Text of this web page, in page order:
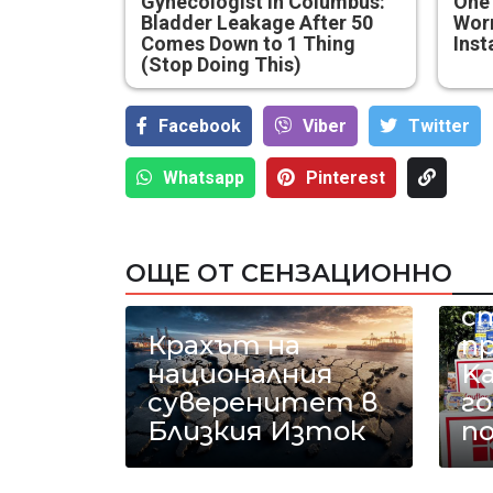
Bladder Leakage After 50
Comes Down to 1 Thing
(Stop Doing This)
Facebook Viber Тwitter
Whatsapp Pinterest
ОЩЕ ОТ СЕНЗАЦИОННО
Крахът на
националния
суверенитет в
Близкия Изток